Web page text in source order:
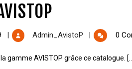
Admin_AvistoP 0
la gamme AVISTOP grâce ce catalogue.